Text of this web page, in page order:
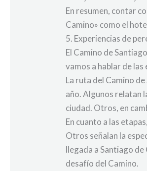
En resumen, contar
Camino» como el
5. Experiencias de
El Camino de
vamos a hablar de
La ruta del Camino
año. Algunos relatan
ciudad. Otros, en
En cuanto a las
Otros señalan la
llegada a Santiago
desafío del Camino.